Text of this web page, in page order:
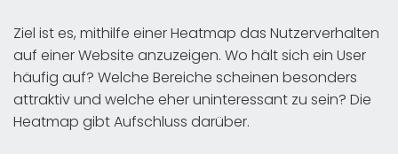
Ziel ist es, mithilfe einer Heatmap das Nutzerverhalten
auf einer Website anzuzeigen. Wo hält sich ein User
häufig auf? Welche Bereiche scheinen besonders
attraktiv und welche eher uninteressant zu sein? Die
Heatmap gibt Aufschluss darüber.